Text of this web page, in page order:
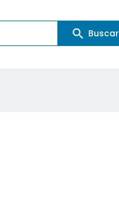
Buscar